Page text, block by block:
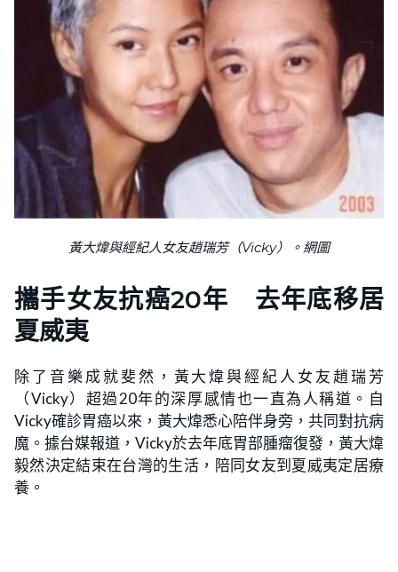
黃大煒與經紀人女友趙瑞芳（Vicky）。網圖
攜手女友抗癌20年 去年底移居
夏威夷
除了音樂成就斐然，黃大煒與經紀人女友趙瑞芳
（Vicky）超過20年的深厚感情也一直為人稱道。自
Vicky確診胃癌以來，黃大煒悉心陪伴身旁，共同對抗病
魔。據台媒報道，Vicky於去年底胃部腫瘤復發，黃大煒
毅然決定結束在台灣的生活，陪同女友到夏威夷定居療
養。